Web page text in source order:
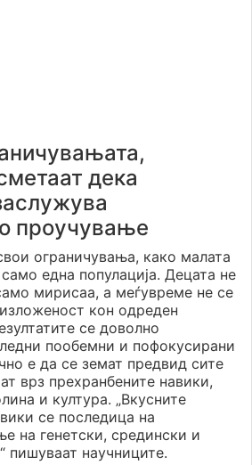
дека
проучување
ограничувања, како малата
една популација. Децата не
мирисаа, а меѓувреме не се
кон одреден
се доволно
пообемни и пофокусирани
е да се земат предвид сите
врз прехранбените навики,
и култура. „Вкусните
се последица на
на генетски, средински и
пишуваат научниците.